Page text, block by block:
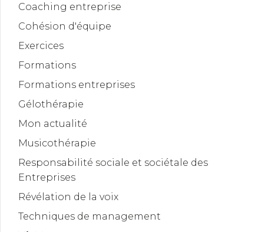
Coaching entreprise
Cohésion d'équipe
Exercices
Formations
Formations entreprises
Gélothérapie
Mon actualité
Musicothérapie
Responsabilité sociale et sociétale des
Entreprises
Révélation de la voix
Techniques de management